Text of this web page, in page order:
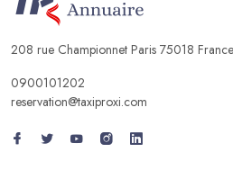
208 rue Championnet Paris 75018 France
0900101202
reservation@taxiproxi.com